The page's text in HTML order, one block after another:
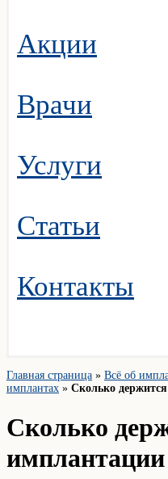
Акции
Врачи
Услуги
Статьи
Контакты
Главная страница » Всё об
имплантах » Сколько
Сколько